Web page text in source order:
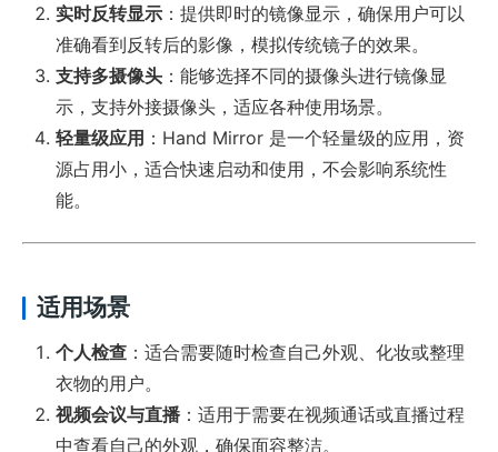
实时反转显示 ：提供即时的镜像显示，确保用户可以
准确看到反转后的影像，模拟传统镜子的效果。
支持多摄像头 ：能够选择不同的摄像头进行镜像显
示，支持外接摄像头，适应各种使用场景。
轻量级应用 ：Hand Mirror 是一个轻量级的应用，资
源占用小，适合快速启动和使用，不会影响系统性
能。
适用场景
个人检查 ：适合需要随时检查自己外观、化妆或整理
衣物的用户。
视频会议与直播 ：适用于需要在视频通话或直播过程
中查看自己的外观，确保面容整洁。